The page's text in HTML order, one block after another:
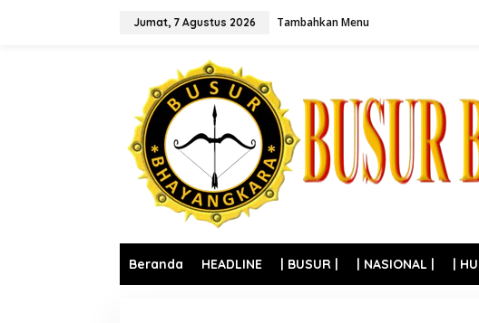
Jumat, 7 Agustus 2026 Tambahkan Menu
Beranda HEADLINE | BUSUR | | NASIONAL | |